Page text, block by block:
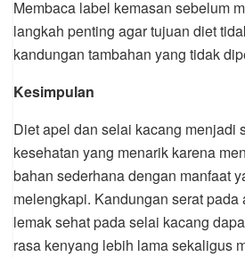
Membaca label kemasan sebelum
langkah penting agar tujuan diet
kandungan tambahan yang tidak
Kesimpulan
Diet apel dan selai kacang menjadi
kesehatan yang menarik karena
bahan sederhana dengan manfaat
melengkapi. Kandungan serat pada
lemak sehat pada selai kacang
rasa kenyang lebih lama sekaligus